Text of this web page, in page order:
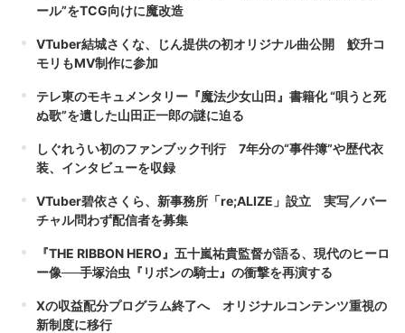
ール”をTCG向けに魔改造
VTuber結城さくな、じん提供の初オリジナル曲公開 鮫升コ
モリもMV制作に参加
テレ東のモキュメンタリー『魔法少女山田』書籍化 “唄うと死
ぬ歌”を遺した山田正一郎の謎に迫る
しぐれうい初のファンブック刊行 7年分の“事件簿”や歴代衣
装、インタビューを収録
VTuber碧依さくら、新事務所「re;ALIZE」設立 実写／バー
チャル問わず配信者を募集
『THE RIBBON HERO』五十嵐祐貴監督が語る、現代のヒーロ
ー像──手塚治虫『リボンの騎士』の衝撃を再演する
Xの収益配分プログラム終了へ オリジナルコンテンツ重視の
新制度に移行